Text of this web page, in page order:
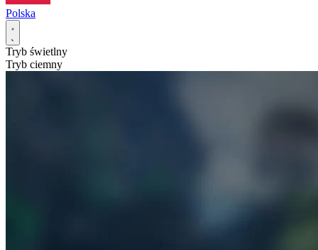
Polska
Tryb świetlny
Tryb ciemny